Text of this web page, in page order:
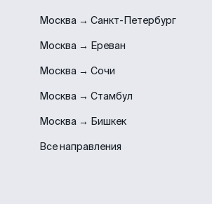
Москва → Санкт-Петербург
Москва → Ереван
Москва → Сочи
Москва → Стамбул
Москва → Бишкек
Все направления